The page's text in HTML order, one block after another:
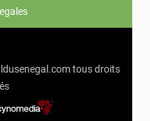
tous droits